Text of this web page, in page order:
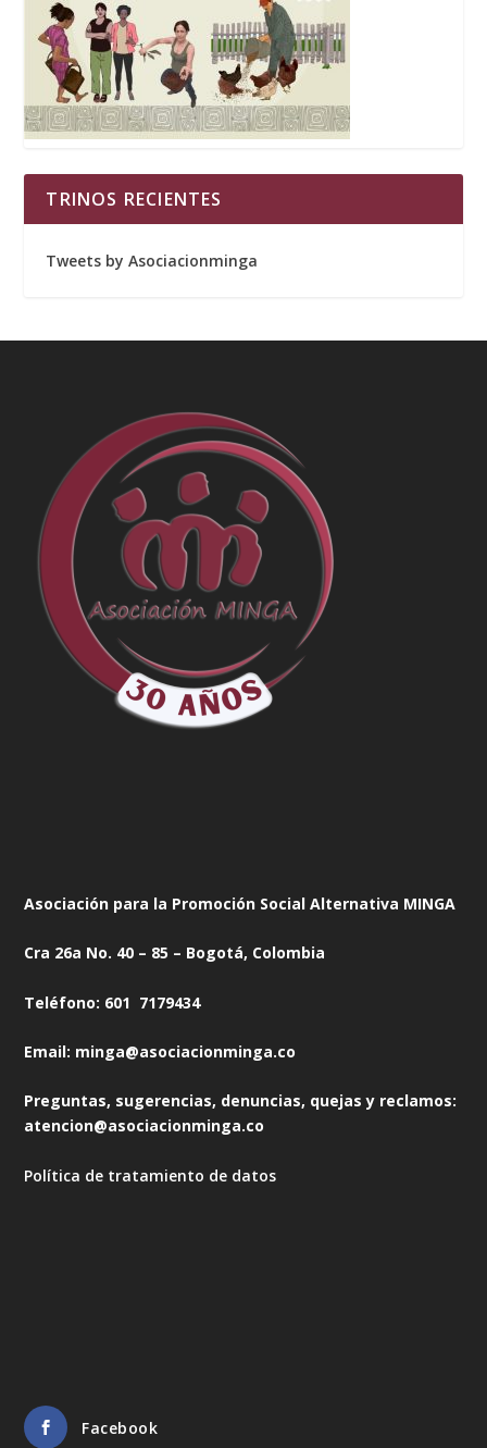
TRINOS RECIENTES
Tweets by Asociacionminga
Asociación para la Promoción Social Alternativa MINGA
Cra 26a No. 40 – 85 – Bogotá, Colombia
Teléfono: 601 7179434
Email: minga@asociacionminga.co
Preguntas, sugerencias, denuncias, quejas y reclamos:
atencion@asociacionminga.co
Política de tratamiento de datos
Facebook